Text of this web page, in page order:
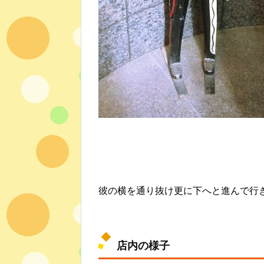
彼の横を通り抜け更に下へと進んで行
店内の様子